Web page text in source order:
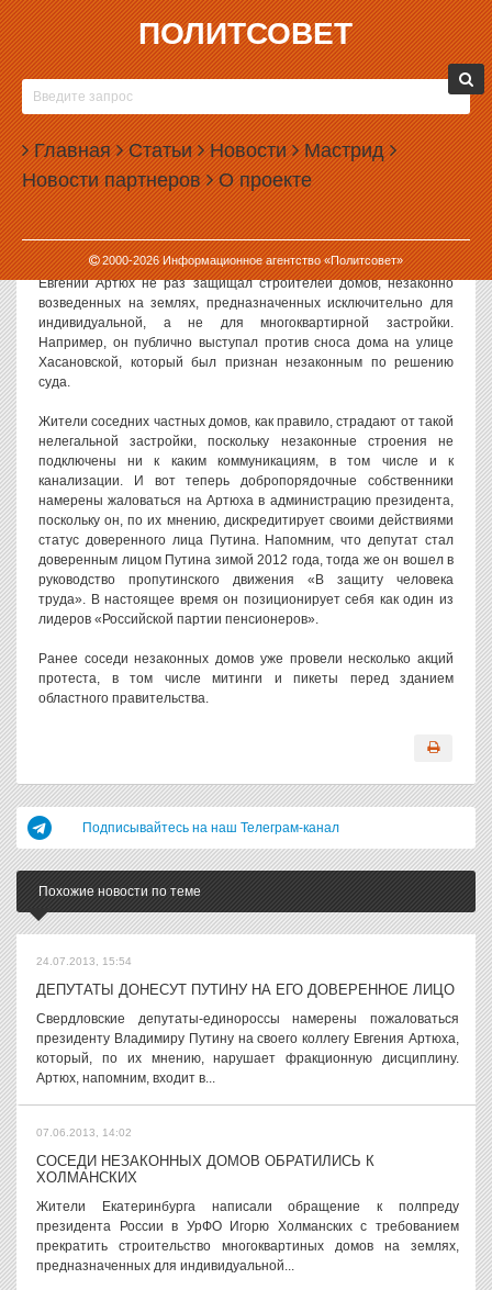
ПОЛИТСОВЕТ
Главная Статьи Новости Мастрид
Новости партнеров О проекте
2000-2026Информационное агентство «Политсовет»
03.07.2013, 12:49
ЕКАТЕРИНБУРЖЦЫ ПОЖАЛУЮТСЯ В КРЕМЛЬ
НА ДОВЕРЕННОЕ ЛИЦО ПУТИНА
Жители частного сектора Екатеринбурга намерены
пожаловаться в администрацию президента РФ на депутата
областного Заксобрания Евгения Артюха. Поводом для жалобы
стала поддержка депутатом строительства незаконных
многоквартирных домов.
Евгений Артюх не раз защищал строителей домов, незаконно
возведенных на землях, предназначенных исключительно для
индивидуальной, а не для многоквартирной застройки.
Например, он публично выступал против сноса дома на улице
Хасановской, который был признан незаконным по решению
суда.
Жители соседних частных домов, как правило, страдают от такой
нелегальной застройки, поскольку незаконные строения не
подключены ни к каким коммуникациям, в том числе и к
канализации. И вот теперь добропорядочные собственники
намерены жаловаться на Артюха в администрацию президента,
поскольку он, по их мнению, дискредитирует своими действиями
статус доверенного лица Путина. Напомним, что депутат стал
доверенным лицом Путина зимой 2012 года, тогда же он вошел в
руководство пропутинского движения «В защиту человека
труда». В настоящее время он позиционирует себя как один из
лидеров «Российской партии пенсионеров».
Ранее соседи незаконных домов уже провели несколько акций
протеста, в том числе митинги и пикеты перед зданием
областного правительства.
Подписывайтесь на наш Телеграм-канал
Похожие новости по теме
24.07.2013, 15:54
ДЕПУТАТЫ ДОНЕСУТ ПУТИНУ НА ЕГО ДОВЕРЕННОЕ ЛИЦО
Свердловские депутаты-единороссы намерены пожаловаться
президенту Владимиру Путину на своего коллегу Евгения Артюха,
который, по их мнению, нарушает фракционную дисциплину.
Артюх, напомним, входит в...
07.06.2013, 14:02
СОСЕДИ НЕЗАКОННЫХ ДОМОВ ОБРАТИЛИСЬ К
ХОЛМАНСКИХ
Жители Екатеринбурга написали обращение к полпреду
президента России в УрФО Игорю Холманских с требованием
прекратить строительство многоквартиных домов на землях,
предназначенных для индивидуальной...